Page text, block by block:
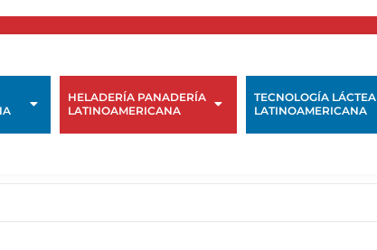
HELADERÍA PANADERÍA
LATINOAMERICANA
TECNOLOGÍA LÁCTEA
LATINOAMERICANA